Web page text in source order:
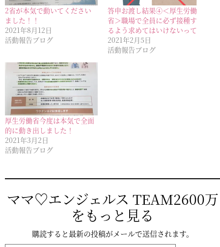
2省が本気で動いてください
ました！！
2021年8月12日
活動報告ブログ
答申お渡し結果④＜厚生労働
省＞職場で全員に必ず接種す
るよう求めてはいけないって
2021年2月5日
活動報告ブログ
厚生労働省今度は本気で全面
的に動き出しました！
2021年3月2日
活動報告ブログ
ママ♡エンジェルス TEAM2600万
をもっと見る
購読すると最新の投稿がメールで送信されます。